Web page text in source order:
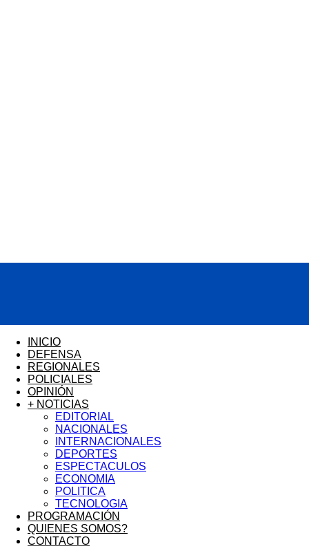
FRECUENCIA
INICIO
DEFENSA
REGIONALES
POLICIALES
OPINIÓN
+ NOTICIAS
EDITORIAL
NACIONALES
INTERNACIONALES
DEPORTES
ESPECTACULOS
ECONOMIA
POLITICA
TECNOLOGIA
PROGRAMACIÓN
QUIENES SOMOS?
CONTACTO